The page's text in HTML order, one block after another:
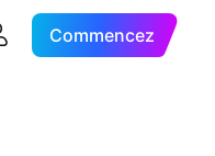
Commencez